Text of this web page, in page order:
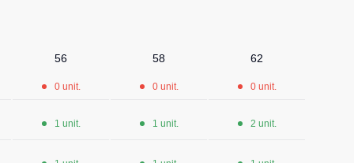
56 58 62
0 unit. 0 unit. 0 unit.
1 unit. 1 unit. 2 unit.